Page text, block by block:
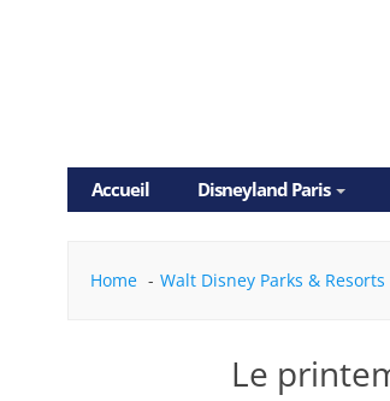
Skip
content
Accueil Disneyland Paris
Home Walt Disney Parks & Resorts
Le